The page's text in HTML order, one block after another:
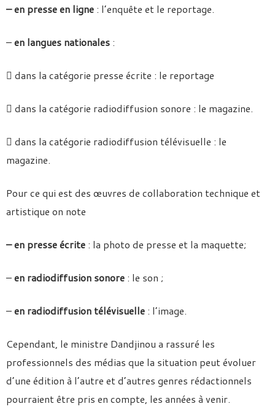
– en presse en ligne : l’enquête et le reportage.
–en langues nationales :
 dans la catégorie presse écrite : le reportage
 dans la catégorie radiodiffusion sonore : le magazine.
 dans la catégorie radiodiffusion télévisuelle : le
magazine.
Pour ce qui est des œuvres de collaboration technique et
artistique on note
– en presse écrite : la photo de presse et la maquette;
–en radiodiffusion sonore : le son ;
–en radiodiffusion télévisuelle : l’image.
Cependant, le ministre Dandjinou a rassuré les
professionnels des médias que la situation peut évoluer
d’une édition à l’autre et d’autres genres rédactionnels
pourraient être pris en compte, les années à venir.